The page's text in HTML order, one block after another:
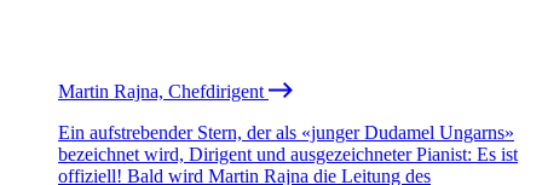
Martin Rajna, Chefdirigent
Ein aufstrebender Stern, der als «junger Dudamel Ungarns»
bezeichnet wird, Dirigent und ausgezeichneter Pianist: Es ist
offiziell! Bald wird Martin Rajna die Leitung des